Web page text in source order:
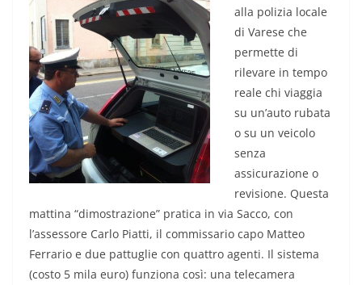
alla polizia locale
di Varese che
permette di
rilevare in tempo
reale chi viaggia
su un’auto rubata
o su un veicolo
senza
assicurazione o
revisione. Questa
mattina “dimostrazione” pratica in via Sacco, con
l’assessore Carlo Piatti, il commissario capo Matteo
Ferrario e due pattuglie con quattro agenti. Il sistema
(costo 5 mila euro) funziona così: una telecamera